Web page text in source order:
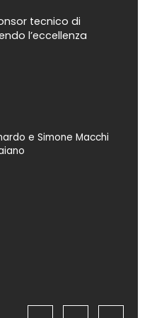
tecnico di
l’eccellenza
e Simone Macchi